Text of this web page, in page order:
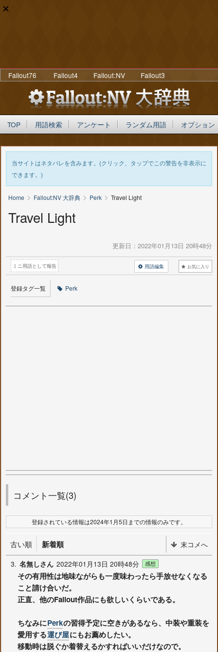
Fallout76 Fallout4 Fallout:NV Fallout3
TOP 用語検索 アンケート ランダム用語 オプション
当サイトはネタバレを含みます。(クリック、タップでこの警告を非表示に
できます。)
Home > Fallout:NV 大辞典 > Perk > Travel Light
Travel Light
更新日： 2022年01月13日 20時48分
ミニ用語として報告 お気に入り
用語編集
登録タグ一覧 Perk
コメント一覧(3)
登録されている情報は2024年1月5日までの情報のみです。
古い順 新着順
末コメへ
3. 名無しさん 2022年01月13日 20時48分 感想
その有用性は地味ながらも一度味わったら手放せなくなる
こと請け合いだ。
正直、他のFallout作品にも欲しいくらいである。
ちなみにPerkの習得予定に空きがあるなら、中装や重装を
愛用する運び屋にもお薦めしたい。
移動時は脱ぐか着替えるかすればいいだけなので。